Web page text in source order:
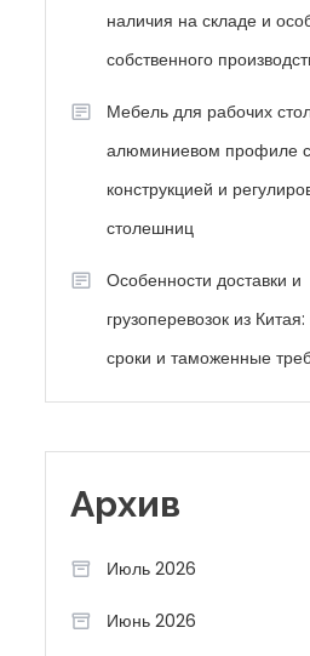
наличия на складе и
собственного
Мебель для рабочих
алюминиевом профиле
конструкцией и
столешниц
Особенности доставки и
грузоперевозок из
сроки и таможенные
Архив
Июль 2026
Июнь 2026